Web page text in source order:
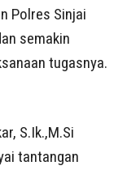
Polres Sinjai
semakin
tugasnya.
S.Ik.,M.Si
tantangan